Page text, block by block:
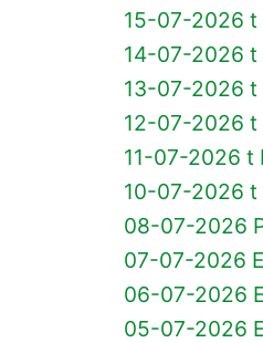
15-07-2026 t
14-07-2026 t
13-07-2026 t
12-07-2026 t
11-07-2026 t
10-07-2026 t
08-07-2026
07-07-2026
06-07-2026
05-07-2026